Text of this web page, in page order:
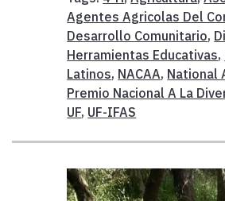
Agentes Agricolas Del
Desarrollo Comunitario,
Herramientas Educativas,
Latinos, NACAA, National
Premio Nacional A La
UF, UF-IFAS